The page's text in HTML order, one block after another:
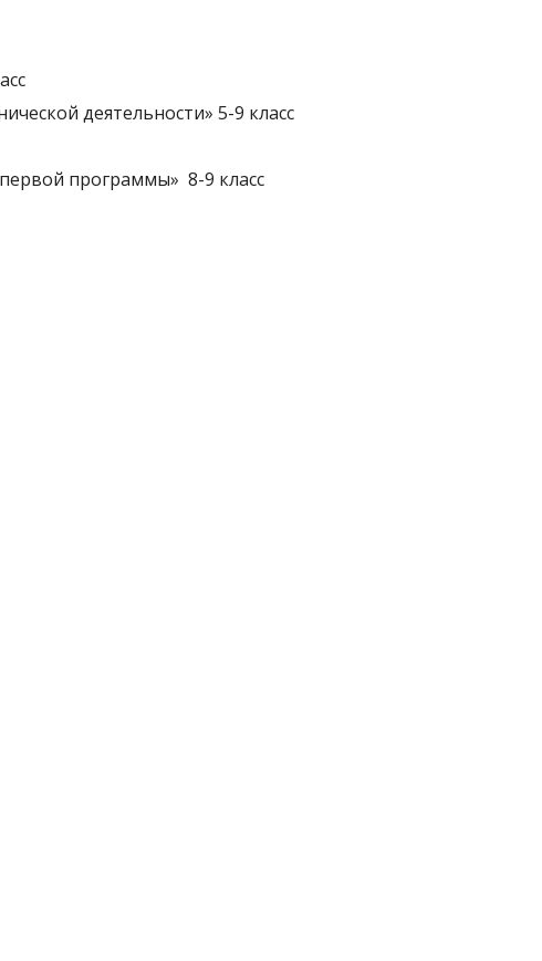
деятельности» 5-9 класс
программы» 8-9 класс